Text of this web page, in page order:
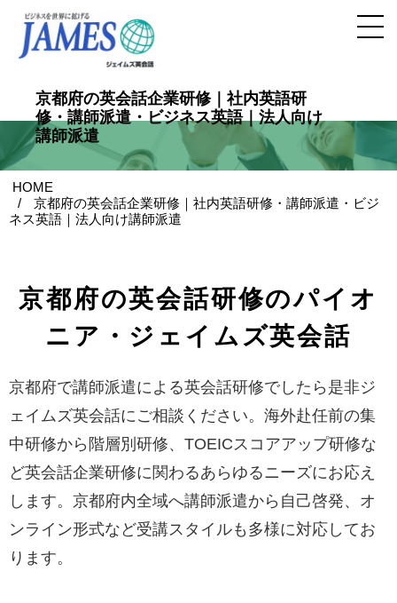
京都府の英会話企業研修｜社内英語研
修・講師派遣・ビジネス英語｜法人向け
講師派遣
HOME
京都府の英会話企業研修｜社内英語研修・講師派遣・ビジ
ネス英語｜法人向け講師派遣
京都府の英会話研修のパイオ
ニア・ジェイムズ英会話
京都府で講師派遣による英会話研修でしたら是非ジ
ェイムズ英会話にご相談ください。海外赴任前の集
中研修から階層別研修、TOEICスコアアップ研修な
ど英会話企業研修に関わるあらゆるニーズにお応え
します。京都府内全域へ講師派遣から自己啓発、オ
ンライン形式など受講スタイルも多様に対応してお
ります。